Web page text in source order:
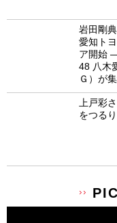
岩田剛
愛知ト
ア開始
48 八木
Ｇ）が
上戸彩
をつる